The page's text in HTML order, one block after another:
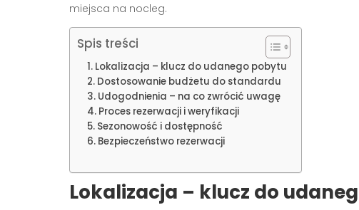
miejsca na nocleg.
Spis treści
Lokalizacja – klucz do udanego pobytu
Dostosowanie budżetu do standardu
Udogodnienia – na co zwrócić uwagę
Proces rezerwacji i weryfikacji
Sezonowość i dostępność
Bezpieczeństwo rezerwacji
Lokalizacja – klucz do